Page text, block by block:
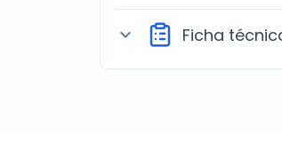
expand_more Ficha